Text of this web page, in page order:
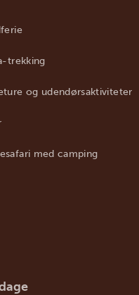
trekking
og udendørsaktiviteter
med camping